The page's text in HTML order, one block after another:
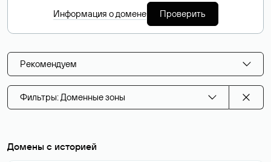
Информация о домене Проверить
Рекомендуем
Фильтры: Доменные зоны
Домены с историей